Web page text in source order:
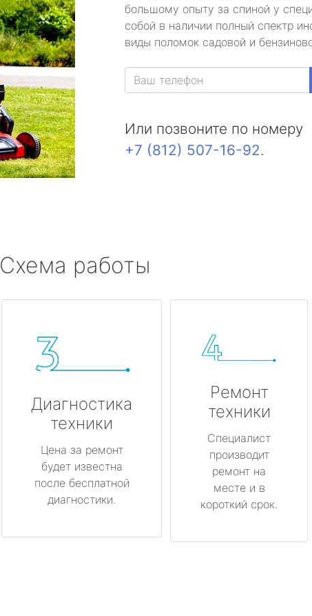
большому опыту за спиной у
собой в наличии полный спектр
виды поломок садовой и
Или позвоните по номеру
+7 (812) 507-16-92.
Схема работы
Диагностика
техники
Цена за ремонт
будет известна
после бесплатной
диагностики.
Ремонт
техники
Специалист
производит
ремонт на
месте и в
короткий срок.